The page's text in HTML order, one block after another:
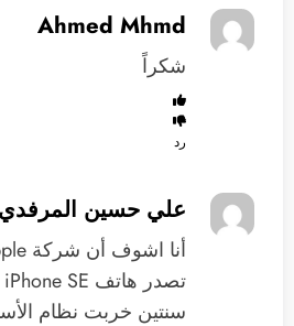
Ahmed Mhmd
شكراً
رد
علي حسين المرفدي
سنتين خربت نظام